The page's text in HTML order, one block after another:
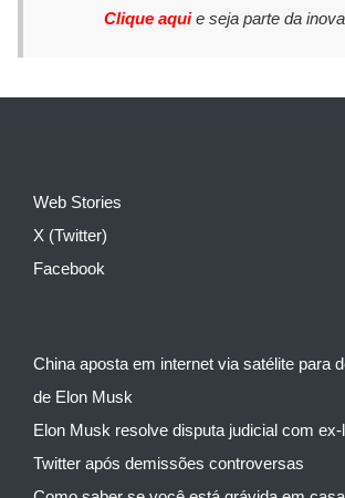
Clique aquie seja parte da
Web Stories
X (Twitter)
Facebook
China aposta em internet via satélite para
de Elon Musk
Elon Musk resolve disputa judicial com
Twitter após demissões controversas